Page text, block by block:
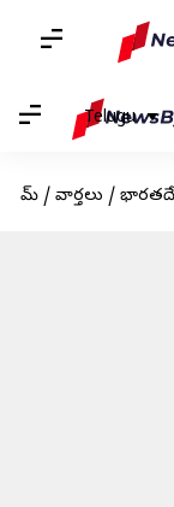
Telugu
హోమ్ / వార్తలు /